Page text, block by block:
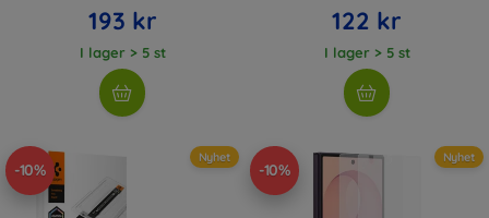
193 kr
I lager > 5 st
122 kr
I lager > 5 st
-10%
Nyhet
-10%
Nyhet